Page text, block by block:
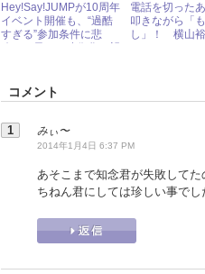
Hey!Say!JUMPが10周年
イベント開催も、“過酷
すぎる”参加条件に悲
電話を切った
叩きながら「
し」！ 横山
コメント
みぃ〜
2014年1月4日 6:37 PM
あそこまで知念君が失敗して
ちねん君にしては珍しい事で